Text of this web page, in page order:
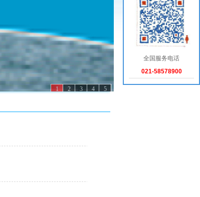
5
4
3
2
1
全国服务电话
021-58578900